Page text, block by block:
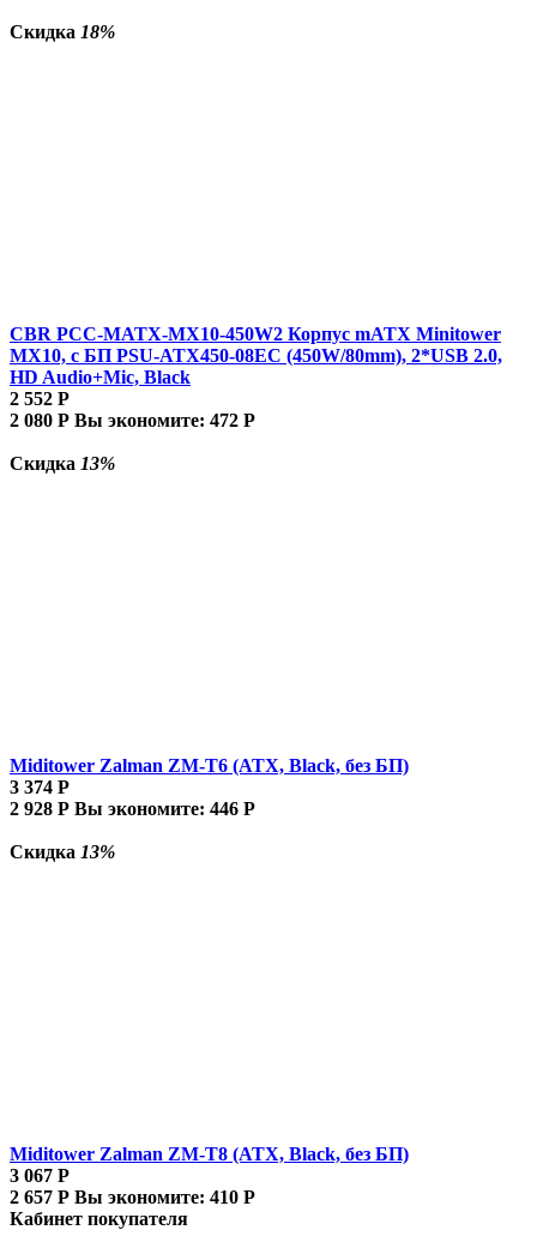
Скидка 18%
CBR PCC-MATX-MX10-450W2 Корпус mATX Minitower
MX10, c БП PSU-ATX450-08EC (450W/80mm), 2*USB 2.0,
HD Audio+Mic, Black
2 552 Р
2 080 Р Вы экономите: 472 Р
Скидка 13%
Miditower Zalman ZM-T6 (ATX, Black, без БП)
3 374 Р
2 928 Р Вы экономите: 446 Р
Скидка 13%
Miditower Zalman ZM-T8 (ATX, Black, без БП)
3 067 Р
2 657 Р Вы экономите: 410 Р
Кабинет покупателя